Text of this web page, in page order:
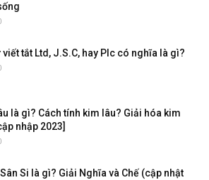
viết tắt Ltd, J.S.C, hay Plc có nghĩa là gì?
là gì? Cách tính kim lâu? Giải hóa kim
nhập 2023]
Si là gì? Giải Nghĩa và Chế (cập nhật